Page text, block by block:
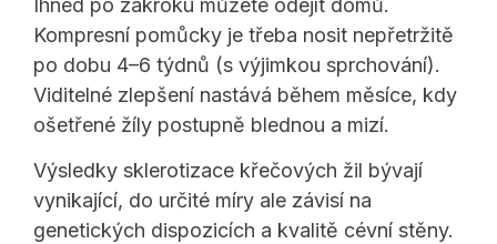
Kompresní pomůcky je třeba nosit nepřetržitě
po dobu 4–6 týdnů (s výjimkou sprchování).
Viditelné zlepšení nastává během měsíce, kdy
ošetřené žíly postupně blednou a mizí.
Výsledky sklerotizace křečových žil bývají
vynikající, do určité míry ale závisí na
genetických dispozicích a kvalitě cévní stěny.